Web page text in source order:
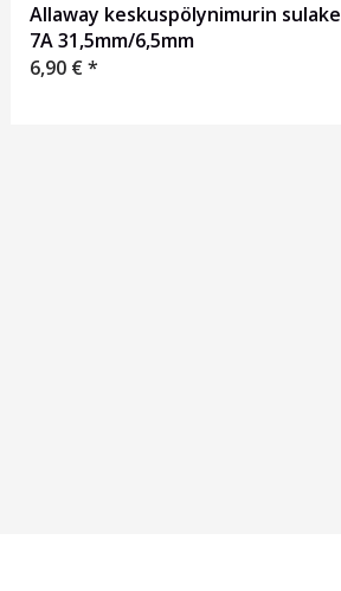
Allaway keskuspölynimurin sulake
7A 31,5mm/6,5mm
6,90 €*